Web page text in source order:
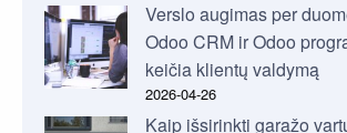
Verslo augimas per
Odoo CRM ir Odoo
keičia klientų valdymą
2026-04-26
Kaip išsirinkti garažo